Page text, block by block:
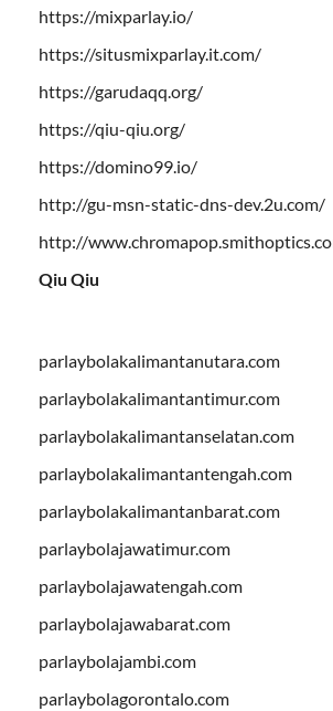
https://mixparlay.io/
https://situsmixparlay.it.com/
https://garudaqq.org/
https://qiu-qiu.org/
https://domino99.io/
http://gu-msn-static-dns-dev.2u.com/
http://
Qiu Qiu
parlaybolakalimantanutara.com
parlaybolakalimantantimur.com
parlaybolakalimantanselatan.com
parlaybolakalimantantengah.com
parlaybolakalimantanbarat.com
parlaybolajawatimur.com
parlaybolajawatengah.com
parlaybolajawabarat.com
parlaybolajambi.com
parlaybolagorontalo.com